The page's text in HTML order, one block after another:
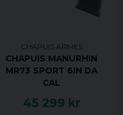
CHAPUIS ARMES
CHAPUIS MANURHIN
MR73 SPORT 6IN DA
CAL
45 299 kr